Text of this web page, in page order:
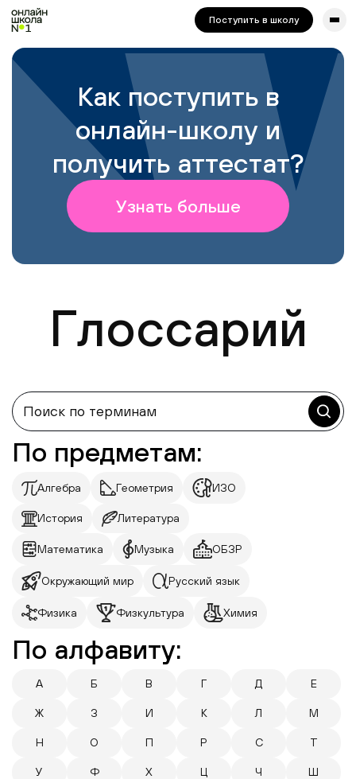
сайта. Для корректной работы попробуйте отключить VPN.
Поступить в школу
Как поступить в
онлайн-школу и
получить аттестат?
Узнать больше
Глоссарий
По предметам:
Алгебра Геометрия ИЗО
История Литература
Математика Музыка ОБЗР
Окружающий мир Русский язык
Физика Физкультура Химия
По алфавиту:
А Б В Г Д Е
Ж З И К Л М
Н О П Р С Т
У Ф Х Ц Ч Ш